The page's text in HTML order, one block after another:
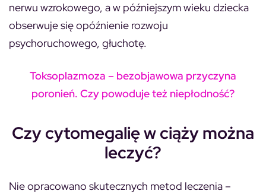
nerwu wzrokowego, a w późniejszym wieku dziecka
obserwuje się opóźnienie rozwoju
psychoruchowego, głuchotę.
Toksoplazmoza – bezobjawowa przyczyna
poronień. Czy powoduje też niepłodność?
Czy cytomegalię w ciąży można
leczyć?
Nie opracowano skutecznych metod leczenia –